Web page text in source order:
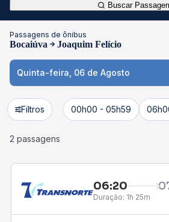
Buscar
Passagens de ônibus
Bocaiúva Joaquim Felício
Quinta-feira, 06 de Agosto
Filtros 00h00 - 05h59
2 passagens
06:20
Duração: 1h 25m